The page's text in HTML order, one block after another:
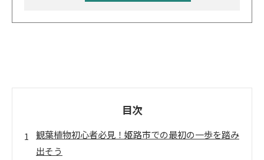
目次
観葉植物初心者必見！姫路市での最初の一歩を踏み
出そう